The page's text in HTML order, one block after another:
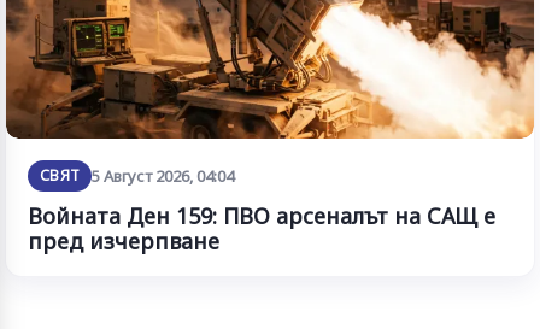
СВЯТ 5 Август 2026, 04:04
Войната Ден 159: ПВО арсеналът на САЩ е
пред изчерпване